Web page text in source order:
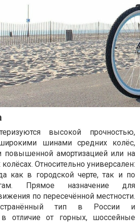
высокой прочностью,
шинами средних колёс,
повышенной амортизацией или на
Относительно универсален:
как в городской черте, так и по
Прямое назначение для
по пересечённой местности.
тип в России и
отличие от горных, шоссейные